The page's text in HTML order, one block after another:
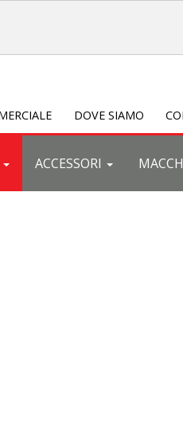
DOVE SIAMO
ACCESSORI